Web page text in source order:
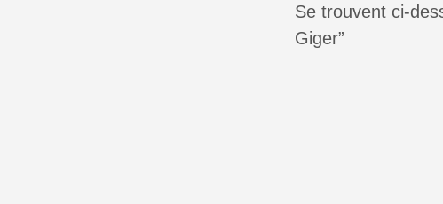
Se trouvent ci-
Giger”